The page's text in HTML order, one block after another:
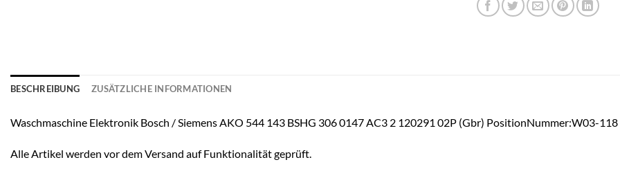
BESCHREIBUNG ZUSÄTZLICHE INFORMATIONEN
Waschmaschine Elektronik Bosch / Siemens AKO 544 143 BSHG 306 0147 AC3 2 120291 02P (Gbr) PositionNummer:W03-118
Alle Artikel werden vor dem Versand auf Funktionalität geprüft.